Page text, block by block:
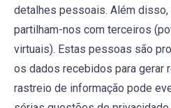
detalhes pessoais. Além
partilham-nos com terceiros
virtuais). Estas pessoas são
os dados recebidos para gerar
rastreio de informação pode